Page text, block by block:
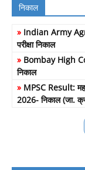
निकाल
» Indian Army
परीक्षा निकाल
» Bombay High
निकाल
» MPSC Result:
2026- निकाल (जा.